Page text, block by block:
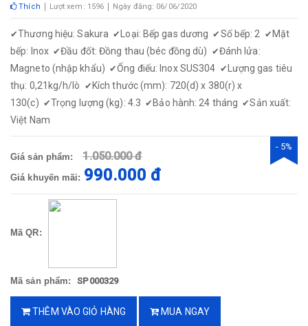
Thích Lượt xem: 1596 Ngày đăng: 06/06/2020
✔Thương hiệu: Sakura ✔ Loại: Bếp gas dương ✔ Số bếp: 2 ✔ Mặt
bếp: Inox ✔Đầu đốt: Đồng thau (béc đồng dù) ✔Đánh lửa:
Magneto (nhập khẩu) ✔Ống điếu: Inox SUS304 ✔
Lượng gas tiêu
thụ: 0,21kg/h/lò ✔ Kích thước (mm): 720(d) x 380(r) x
130(c) ✔Trọng lượng (kg): 4.3 ✔ Bảo hành: 24 tháng ✔Sản xuất:
Việt Nam
Giá sản phẩm: 1.050.000 đ
Giá khuyến mãi: 990.000 đ
- 5%
Mã QR:
Mã sản phẩm: SP000329
THÊM VÀO GIỎ HÀNG MUA NGAY